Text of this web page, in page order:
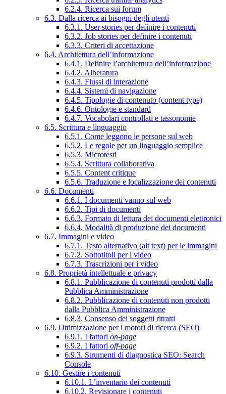
6.2.4. Ricerca sui forum
6.3. Dalla ricerca ai bisogni degli utenti
6.3.1. User stories per definire i contenuti
6.3.2. Job stories per definire i contenuti
6.3.3. Criteri di accettazione
6.4. Architettura dell’informazione
6.4.1. Definire l’architettura dell’informazione
6.4.2. Alberatura
6.4.3. Flussi di interazione
6.4.4. Sistemi di navigazione
6.4.5. Tipologie di contenuto (content type)
6.4.6. Ontologie e standard
6.4.7. Vocabolari controllati e tassonomie
6.5. Scrittura e linguaggio
6.5.1. Come leggono le persone sul web
6.5.2. Le regole per un linguaggio semplice
6.5.3. Microtesti
6.5.4. Scrittura collaborativa
6.5.5. Content critique
6.5.6. Traduzione e localizzazione dei contenuti
6.6. Documenti
6.6.1. I documenti vanno sul web
6.6.2. Tipi di documenti
6.6.3. Formato di lettura dei documenti elettronici
6.6.4. Modalità di produzione dei documenti
6.7. Immagini e video
6.7.1. Testo alternativo (alt text) per le immagini
6.7.2. Sottotitoli per i video
6.7.3. Trascrizioni per i video
6.8. Proprietà intellettuale e privacy
6.8.1. Pubblicazione di contenuti prodotti dalla
Pubblica Amministrazione
6.8.2. Pubblicazione di contenuti non prodotti
dalla Pubblica Amministrazione
6.8.3. Consenso dei soggetti ritratti
6.9. Ottimizzazione per i motori di ricerca (SEO)
6.9.1. I fattori on-page
6.9.2. I fattori off-page
6.9.3. Strumenti di diagnostica SEO: Search
Console
6.10. Gestire i contenuti
6.10.1. L’inventario dei contenuti
6.10.2. Revisionare i contenuti